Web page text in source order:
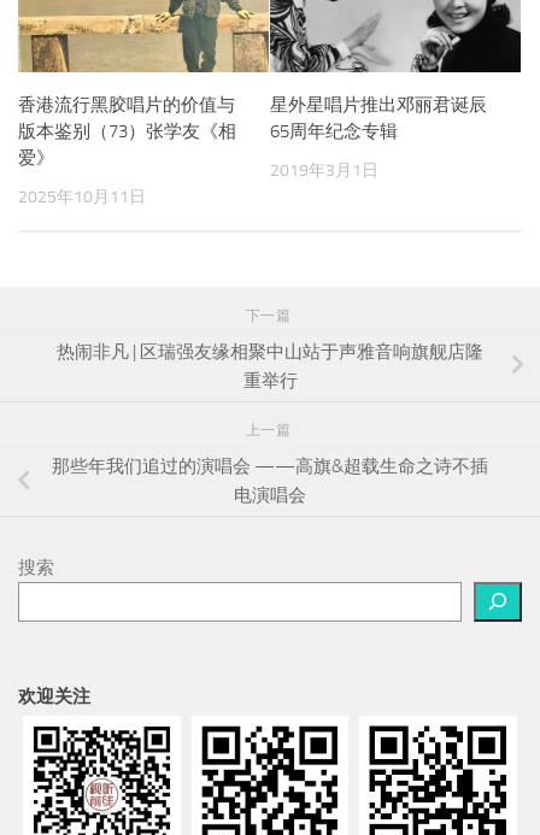
香港流行黑胶唱片的价值与
版本鉴别（73）张学友《相
爱》
2025年10月11日
星外星唱片推出邓丽君诞辰
65周年纪念专辑
2019年3月1日
下一篇
热闹非凡 | 区瑞强友缘相聚中山站于声雅音响旗舰店隆
重举行
上一篇
那些年我们追过的演唱会 ——高旗&超载生命之诗不插
电演唱会
搜索
欢迎关注